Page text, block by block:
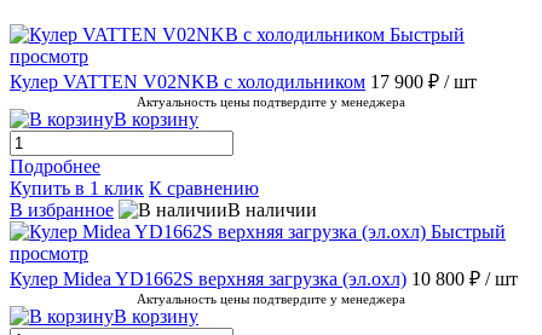
Быстрый
просмотр
Кулер VATTEN V02NKB с холодильником 17 900 ₽ / шт
Актуальность цены подтвердите у менеджера
В корзину
Подробнее
Купить в 1 клик К сравнению
В избранное
В наличии
Быстрый
просмотр
Кулер Midea YD1662S верхняя загрузка (эл.охл) 10 800 ₽ / шт
Актуальность цены подтвердите у менеджера
В корзину